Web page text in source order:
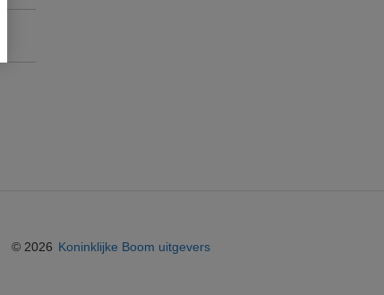
© 2026 Koninklijke Boom uitgevers